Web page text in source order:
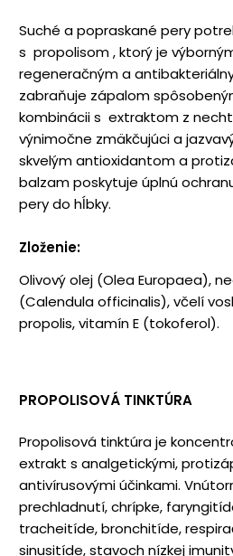
Suché a popraskané pery
s propolisom , ktorý je
regeneračným a
zabraňuje zápalom
kombinácii s extraktom z
výnimočne zmäkčujúci a
skvelým antioxidantom a
balzam poskytuje úplnú
pery do hĺbky.
Zloženie:
Olivový olej (Olea Europaea),
(Calendula officinalis), včelí
propolis, vitamín E (tokoferol).
PROPOLISOVÁ TINKTÚRA
Propolisová tinktúra je
extrakt s analgetickými,
antivírusovými účinkami.
prechladnutí, chrípke,
tracheitíde, bronchitíde,
sinusitíde, stavoch nízkej